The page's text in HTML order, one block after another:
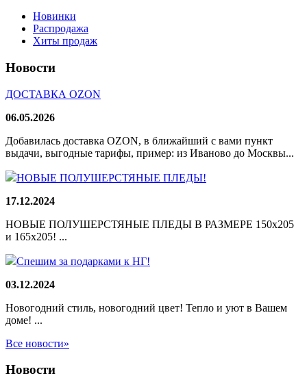
Новинки
Распродажа
Хиты продаж
Новости
ДОСТАВКА OZON
06.05.2026
Добавилась доставка OZON, в ближайший с вами пункт
выдачи, выгодные тарифы, пример: из Иваново до Москвы...
НОВЫЕ ПОЛУШЕРСТЯНЫЕ ПЛЕДЫ!
17.12.2024
НОВЫЕ ПОЛУШЕРСТЯНЫЕ ПЛЕДЫ В РАЗМЕРЕ 150х205
и 165х205! ...
Спешим за подарками к НГ!
03.12.2024
Новогодний стиль, новогодний цвет! Тепло и уют в Вашем
доме! ...
Все новости»
Новости